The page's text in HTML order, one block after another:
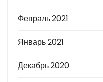
Февраль 2021
Январь 2021
Декабрь 2020